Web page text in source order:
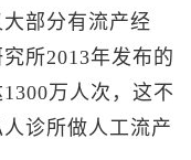
部分有流产经
所2013年发布的
万人次，这不
诊所做人工流产